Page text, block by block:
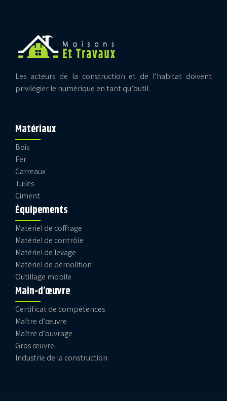
Les acteurs de la construction et de l’habitat doivent
privilégier le numérique en tant qu’outil.
Matériaux
Bois
Fer
Carreaux
Tuiles
Ciment
Équipements
Matériel de coffrage
Matériel de contrôle
Matériel de levage
Matériel de démolition
Outillage mobile
Main-d’œuvre
Certificat de compétences
Maître d’œuvre
Maître d’ouvrage
Gros œuvre
Industrie de la construction